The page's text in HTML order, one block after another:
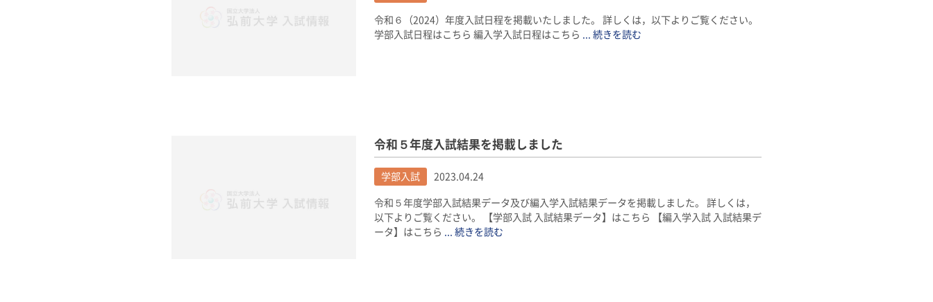
令和６（2024）年度入試日程を掲載いたしました。 詳しくは，以下よりご覧ください。
学部入試日程はこちら 編入学入試日程はこちら
... 続きを読む
令和５年度入試結果を掲載しました
学部入試 2023.04.24
令和５年度学部入試結果データ及び編入学入試結果データを掲載しました。 詳しくは，
以下よりご覧ください。 【学部入試 入試結果データ】はこちら 【編入学入試 入試結果デ
ータ】はこちら
... 続きを読む